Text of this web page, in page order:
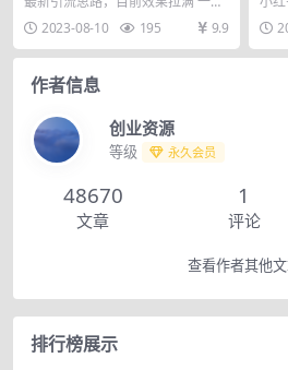
题
100-200流量没问题 一部手机就能
用的方法 ...
2023-08-10 195 9.9
软件
手
的
作者信息
创业资源
等级 永久会员
48670
文章
1
评论
查看作者其他
排行榜展示